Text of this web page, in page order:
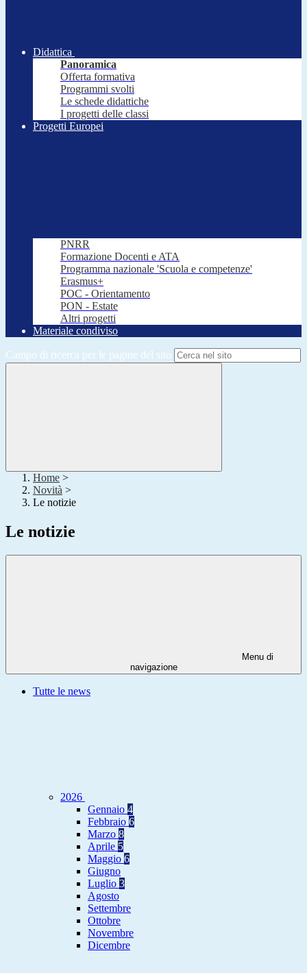
Didattica
Panoramica
Offerta formativa
Programmi svolti
Le schede didattiche
I progetti delle classi
Progetti Europei
PNRR
Formazione Docenti e ATA
Programma nazionale 'Scuola e competenze'
Erasmus+
POC - Orientamento
PON - Estate
Altri progetti
Materiale condiviso
Campo di ricerca per le pagine del sito
Home >
Novità >
Le notizie
Le notizie
Menu di
navigazione
Tutte le news
2026
Gennaio 4
Febbraio 6
Marzo 8
Aprile 5
Maggio 6
Giugno
Luglio 3
Agosto
Settembre
Ottobre
Novembre
Dicembre